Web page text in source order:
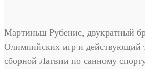
Мартиньш Рубенис, двукратный
Олимпийских игр и действующий
сборной Латвии по санному